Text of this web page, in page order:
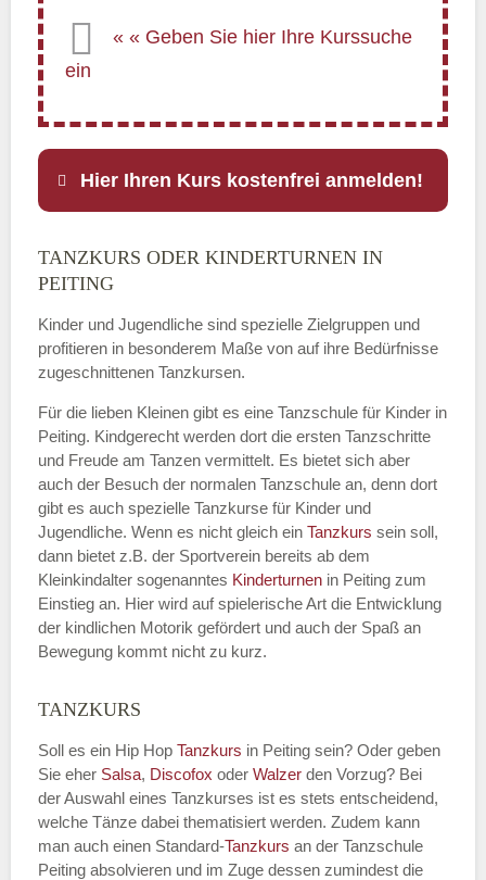
Hier Ihren Kurs kostenfrei anmelden!
E-Mail*
Name der Tanzschule
Kontakt E-Mail
Name des Tanzkurs
TANZKURS ODER KINDERTURNEN IN
PEITING
Kinder und Jugendliche sind spezielle Zielgruppen und
profitieren in besonderem Maße von auf ihre Bedürfnisse
zugeschnittenen Tanzkursen.
Für die lieben Kleinen gibt es eine Tanzschule für Kinder in
Peiting. Kindgerecht werden dort die ersten Tanzschritte
und Freude am Tanzen vermittelt. Es bietet sich aber
auch der Besuch der normalen Tanzschule an, denn dort
gibt es auch spezielle Tanzkurse für Kinder und
Jugendliche. Wenn es nicht gleich ein Tanzkurs sein soll,
dann bietet z.B. der Sportverein bereits ab dem
Kleinkindalter sogenanntes Kinderturnen in Peiting zum
Einstieg an. Hier wird auf spielerische Art die Entwicklung
der kindlichen Motorik gefördert und auch der Spaß an
Bewegung kommt nicht zu kurz.
TANZKURS
Soll es ein Hip Hop Tanzkurs in Peiting sein? Oder geben
Sie eher Salsa, Discofox oder Walzer den Vorzug? Bei
der Auswahl eines Tanzkurses ist es stets entscheidend,
welche Tänze dabei thematisiert werden. Zudem kann
man auch einen Standard-Tanzkurs an der Tanzschule
Peiting absolvieren und im Zuge dessen zumindest die